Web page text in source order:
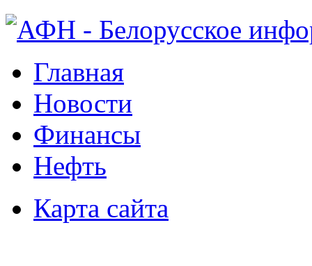
Главная
Новости
Финансы
Нефть
Карта сайта